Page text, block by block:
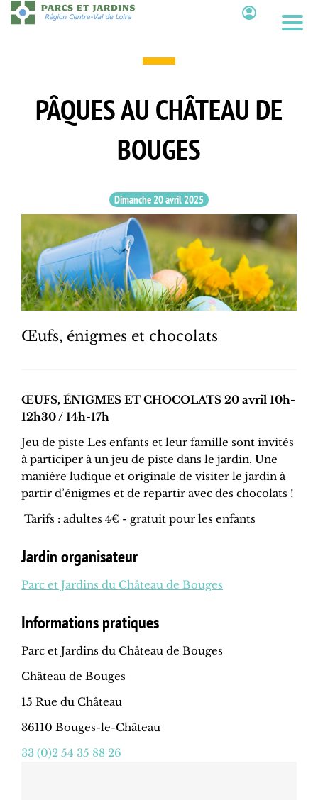
Aller
au
PÂQUES AU CHÂTEAU DE
BOUGES
Dimanche 20 avril 2025
Œufs, énigmes et chocolats
ŒUFS, ÉNIGMES ET CHOCOLATS 20 avril 10h-
12h30 / 14h-17h
Jeu de piste Les enfants et leur famille sont invités
à participer à un jeu de piste dans le jardin. Une
manière ludique et originale de visiter le jardin à
partir d’énigmes et de repartir avec des chocolats !
Tarifs : adultes 4€ - gratuit pour les enfants
Jardin organisateur
Parc et Jardins du Château de Bouges
Informations pratiques
Parc et Jardins du Château de Bouges
Château de Bouges
15 Rue du Château
36110 Bouges-le-Château
33 (0)2 54 35 88 26